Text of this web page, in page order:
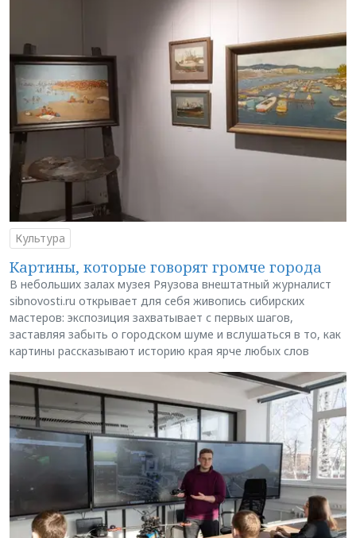
Культура
Картины, которые говорят громче города
В небольших залах музея Ряузова внештатный журналист
sibnovosti.ru открывает для себя живопись сибирских
мастеров: экспозиция захватывает с первых шагов,
заставляя забыть о городском шуме и вслушаться в то, как
картины рассказывают историю края ярче любых слов